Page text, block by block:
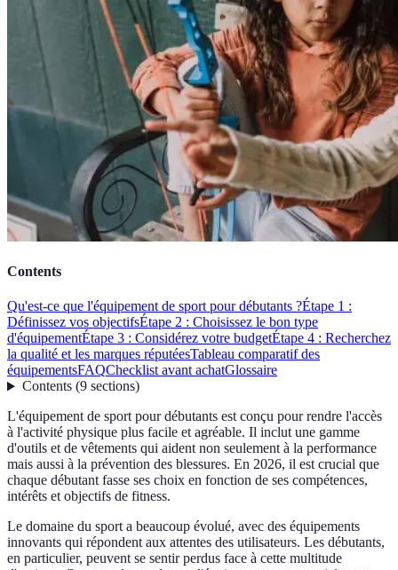
Contents
Qu'est-ce que l'équipement de sport pour débutants ?Étape 1 :
Définissez vos objectifsÉtape 2 : Choisissez le bon type
d'équipementÉtape 3 : Considérez votre budgetÉtape 4 : Recherchez
la qualité et les marques réputéesTableau comparatif des
équipementsFAQChecklist avant achatGlossaire
Contents(9 sections)
L'équipement de sport pour débutants est conçu pour rendre l'accès
à l'activité physique plus facile et agréable. Il inclut une gamme
d'outils et de vêtements qui aident non seulement à la performance
mais aussi à la prévention des blessures. En 2026, il est crucial que
chaque débutant fasse ses choix en fonction de ses compétences,
intérêts et objectifs de fitness.
Le domaine du sport a beaucoup évolué, avec des équipements
innovants qui répondent aux attentes des utilisateurs. Les débutants,
en particulier, peuvent se sentir perdus face à cette multitude